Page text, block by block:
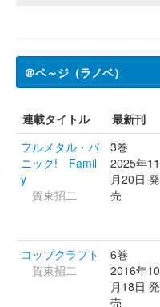
＠ペ～ジ（ラノベ）
連載タイトル 最新刊
フルメタル・パ
ニック! Famil
y
賀東招二
3巻
2025年11
月20日 発
売
コップクラフト
賀東招二
6巻
2016年10
月18日 発
売